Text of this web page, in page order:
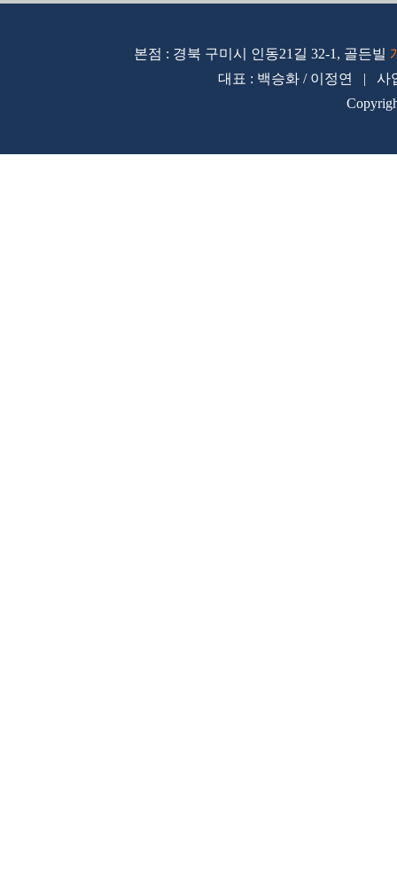
본점 : 경북 구미시 인동21길 32-1, 골든빌
대표 : 백승화 / 이정연 | 사